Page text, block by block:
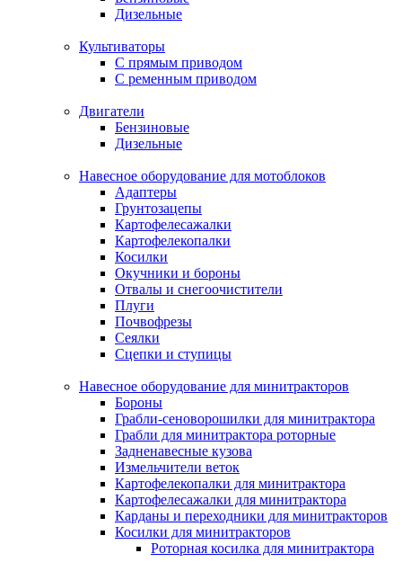
Дизельные
Культиваторы
С прямым приводом
С ременным приводом
Двигатели
Бензиновые
Дизельные
Навесное оборудование для мотоблоков
Адаптеры
Грунтозацепы
Картофелесажалки
Картофелекопалки
Косилки
Окучники и бороны
Отвалы и снегоочистители
Плуги
Почвофрезы
Сеялки
Сцепки и ступицы
Навесное оборудование для минитракторов
Бороны
Грабли-сеноворошилки для минитрактора
Грабли для минитрактора роторные
Задненавесные кузова
Измельчители веток
Картофелекопалки для минитрактора
Картофелесажалки для минитрактора
Карданы и переходники для минитракторов
Косилки для минитракторов
Роторная косилка для минитрактора